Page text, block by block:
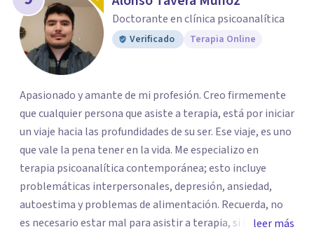
Doctorante en clínica psicoanalítica
Verificado Terapia Online
Apasionado y amante de mi profesión. Creo firmemente
que cualquier persona que asiste a terapia, está por iniciar
un viaje hacia las profundidades de su ser. Ese viaje, es uno
que vale la pena tener en la vida. Me especializo en
terapia psicoanalítica contemporánea; esto incluye
problemáticas interpersonales, depresión, ansiedad,
autoestima y problemas de alimentación. Recuerda, no
es necesario estar mal para asistir a terapia, si tienes una
leer más